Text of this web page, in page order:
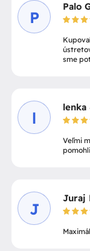
P
Palo
sme
l
lenka
Veľmi
J
Juraj